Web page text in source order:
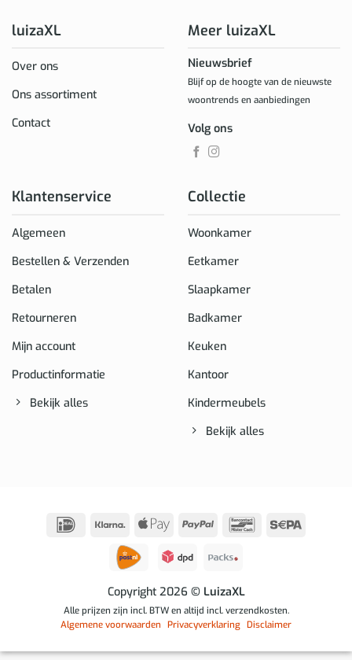
luizaXL
Over ons
Ons assortiment
Contact
Klantenservice
Algemeen
Bestellen & Verzenden
Betalen
Retourneren
Mijn account
Productinformatie
Bekijk alles
Collectie
Woonkamer
Eetkamer
Slaapkamer
Badkamer
Keuken
Kantoor
Kindermeubels
Bekijk alles
Meer luizaXL
Nieuwsbrief
Blijf op de hoogte van de nieuwste
woontrends en aanbiedingen
Volg ons
IDeal Klarna
Apple
PayPal Bancontact
Copyright 2026 © LuizaXL
Alle prijzen zijn incl. BTW en altijd incl. verzendkosten.
Algemene voorwaarden Privacyverklaring Disclaimer